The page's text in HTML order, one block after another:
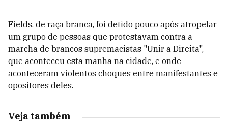
Fields, de raça branca, foi detido pouco após atropelar
um grupo de pessoas que protestavam contra a
marcha de brancos supremacistas "Unir a Direita",
que aconteceu esta manhã na cidade, e onde
aconteceram violentos choques entre manifestantes e
opositores deles.
Veja também